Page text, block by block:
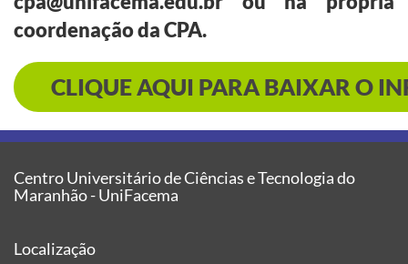
coordenação da CPA.
CLIQUE AQUI PARA BAIXAR O
Centro Universitário de Ciências e Tecnologia do
Maranhão - UniFacema
Localização